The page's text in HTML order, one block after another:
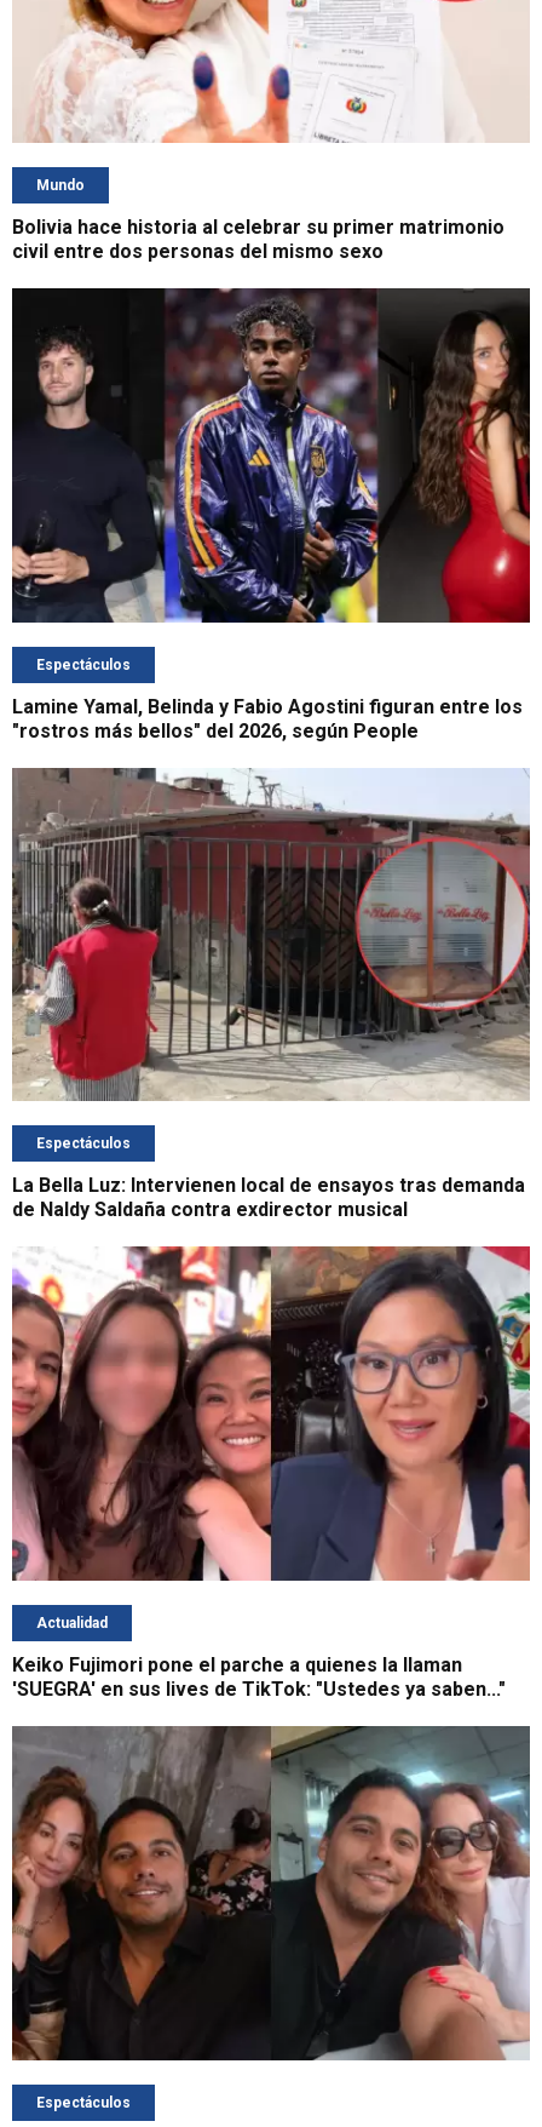
Mundo
Bolivia hace historia al celebrar su primer matrimonio
civil entre dos personas del mismo sexo
Espectáculos
Lamine Yamal, Belinda y Fabio Agostini figuran entre los
"rostros más bellos" del 2026, según People
Espectáculos
La Bella Luz: Intervienen local de ensayos tras demanda
de Naldy Saldaña contra exdirector musical
Actualidad
Keiko Fujimori pone el parche a quienes la llaman
'SUEGRA' en sus lives de TikTok: "Ustedes ya saben..."
Espectáculos